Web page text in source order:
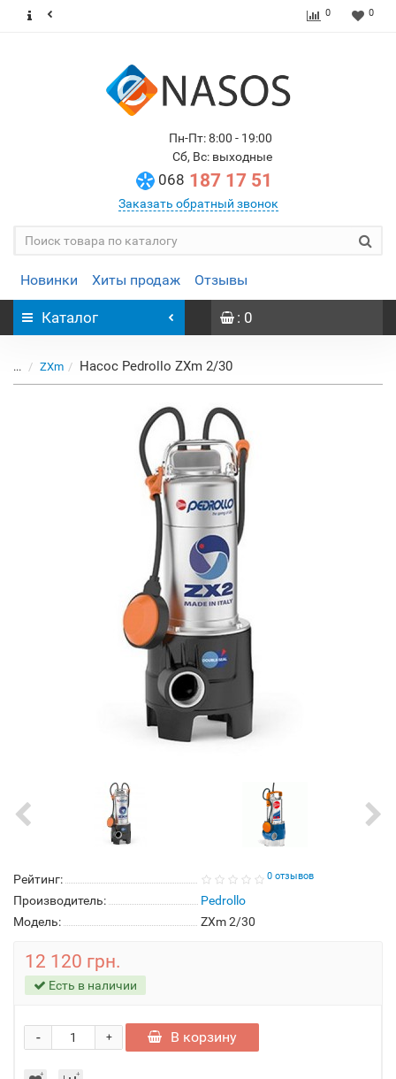
0 0
Пн-Пт: 8:00 - 19:00
Сб, Вс: выходные
068 187 17 51
Заказать обратный звонок
Новинки Хиты продаж Отзывы
Каталог : 0
... ZXm Насос Pedrollo ZXm 2/30
Рейтинг: 0 отзывов
Производитель:
Pedrollo
Модель:
ZXm 2/30
12 120 грн.
Есть в наличии
+
- В корзину